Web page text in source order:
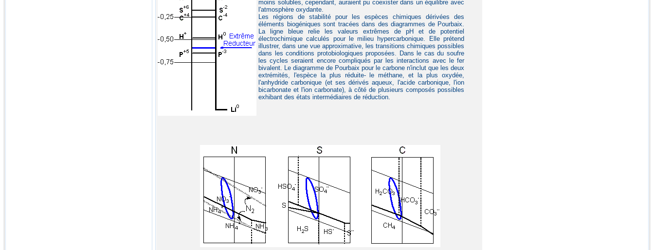
moins solubles, cependant, auraient pu coexister dans un équilibre avec
l'atmosphère oxydante.
Les régions de stabilité pour les espèces chimiques dérivées des
éléments biogéniques sont tracées dans des diagrammes de Pourbaix.
La ligne bleue relie les valeurs extrêmes de pH et de potentiel
électrochimique calculés pour le milieu hypercarbonique. Elle prétend
illustrer, dans une vue approximative, les transitions chimiques possibles
dans les conditions protobiologiques proposées. Dans le cas du soufre
les cycles seraient encore compliqués par les interactions avec le fer
bivalent. Le diagramme de Pourbaix pour le carbone n'inclut que les deux
extrémités, l'espèce la plus réduite- le méthane, et la plus oxydée,
l'anhydride carbonique (et ses dérivés aqueux, l'acide carbonique, l'ion
bicarbonate et l'ion carbonate), à côté de plusieurs composés possibles
exhibant des états intermédiaires de réduction.